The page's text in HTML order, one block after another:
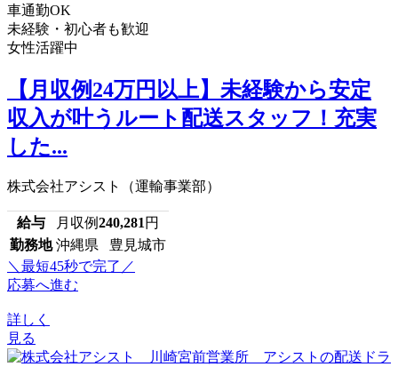
車通勤OK
未経験・初心者も歓迎
女性活躍中
【月収例24万円以上】未経験から安定
収入が叶うルート配送スタッフ！充実
した...
株式会社アシスト（運輸事業部）
給与 月収例240,281円
勤務地 沖縄県 豊見城市
＼最短45秒で完了／
応募へ進む
詳しく
見る